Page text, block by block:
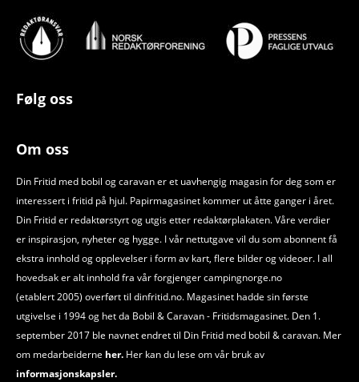
Følg oss
Om oss
Din Fritid med bobil og caravan er et uavhengig magasin for deg som er
interessert i fritid på hjul. Papirmagasinet kommer ut åtte ganger i året.
Din Fritid er redaktørstyrt og utgis etter redaktørplakaten. Våre verdier
er inspirasjon, nyheter og hygge. I vår nettutgave vil du som abonnent få
ekstra innhold og opplevelser i form av kart, flere bilder og videoer. I all
hovedsak er alt innhold fra vår forgjenger campingnorge.no
(etablert 2005) overført til dinfritid.no. Magasinet hadde sin første
utgivelse i 1994 og het da Bobil &Caravan - Fritidsmagasinet. Den 1.
september 2017 ble navnet endret til Din Fritid med bobil &caravan. Mer
om medarbeiderne her. Her kan du lese om vår bruk av
informasjonskapsler.